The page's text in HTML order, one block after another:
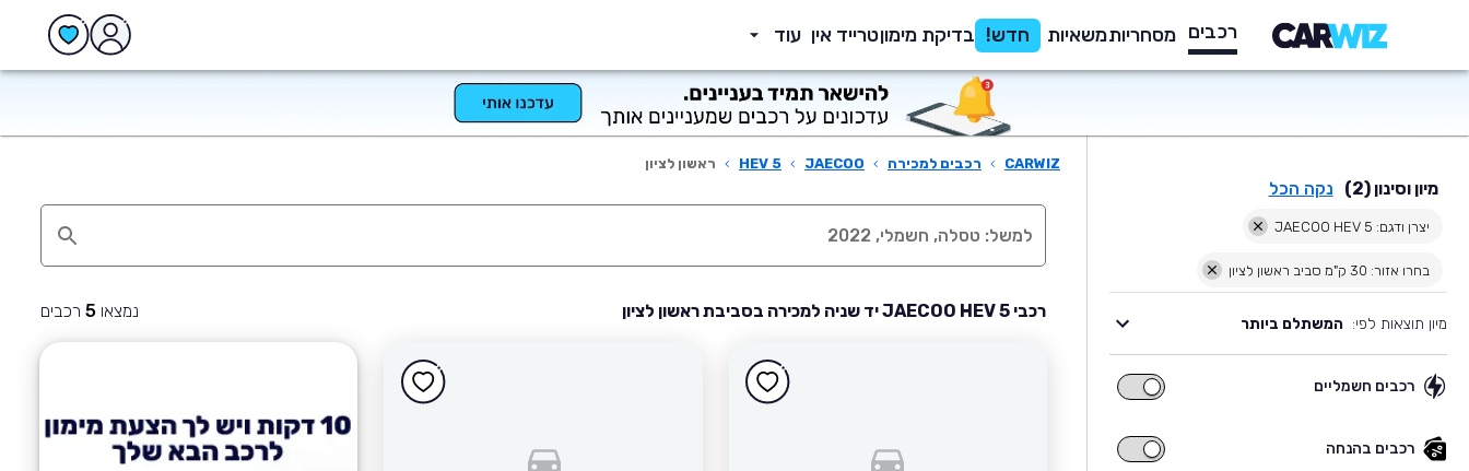
רכבים מסחריותמשאיות חדש! בדיקת מימוןטרייד אין עוד
מיון וסינון (2) נקה הכל
יצרן ודגם: JAECOO HEV 5
בחרו אזור: 30 ק"מ סביב ראשון לציון
מיון תוצאות לפי: המשתלם ביותר
רכבים חשמליים
רכבים
רכבים בהנחה
רכבים
CARWIZ
› רכבים למכירה ›
JAECOO
›
HEV 5
› ראשון לציון
רכבי JAECOO HEV 5 יד שניה למכירה בסביבת ראשון לציון נמצאו 5 רכבים